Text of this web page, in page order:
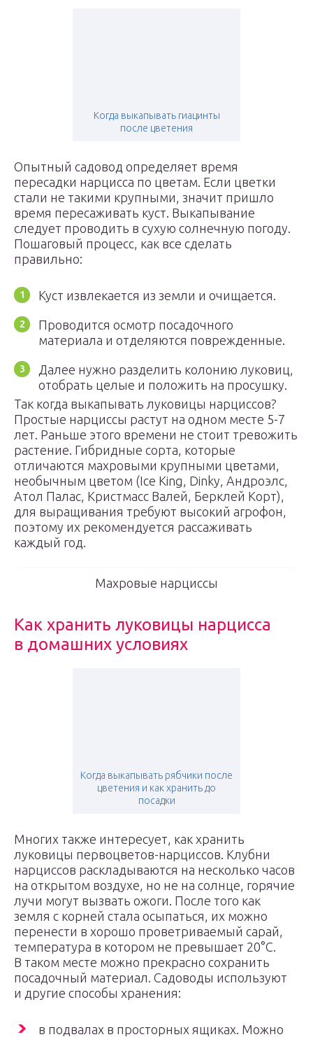
Когда выкапывать гиацинты
после цветения
Опытный садовод определяет время
пересадки нарцисса по цветам. Если цветки
стали не такими крупными, значит пришло
время пересаживать куст. Выкапывание
следует проводить в сухую солнечную погоду.
Пошаговый процесс, как все сделать
правильно:
Куст извлекается из земли и очищается.
Проводится осмотр посадочного
материала и отделяются поврежденные.
Далее нужно разделить колонию луковиц,
отобрать целые и положить на просушку.
Так когда выкапывать луковицы нарциссов?
Простые нарциссы растут на одном месте 5-7
лет. Раньше этого времени не стоит тревожить
растение. Гибридные сорта, которые
отличаются махровыми крупными цветами,
необычным цветом (Ice King, Dinky, Андроэлс,
Атол Палас, Кристмасс Валей, Берклей Корт),
для выращивания требуют высокий агрофон,
поэтому их рекомендуется рассаживать
каждый год.
Махровые нарциссы
Как хранить луковицы нарцисса
в домашних условиях
Когда выкапывать рябчики после
цветения и как хранить до
посадки
Многих также интересует, как хранить
луковицы первоцветов-нарциссов. Клубни
нарциссов раскладываются на несколько часов
на открытом воздухе, но не на солнце, горячие
лучи могут вызвать ожоги. После того как
земля с корней стала осыпаться, их можно
перенести в хорошо проветриваемый сарай,
температура в котором не превышает 20°С.
В таком месте можно прекрасно сохранить
посадочный материал. Садоводы используют
и другие способы хранения:
в подвалах в просторных ящиках. Можно